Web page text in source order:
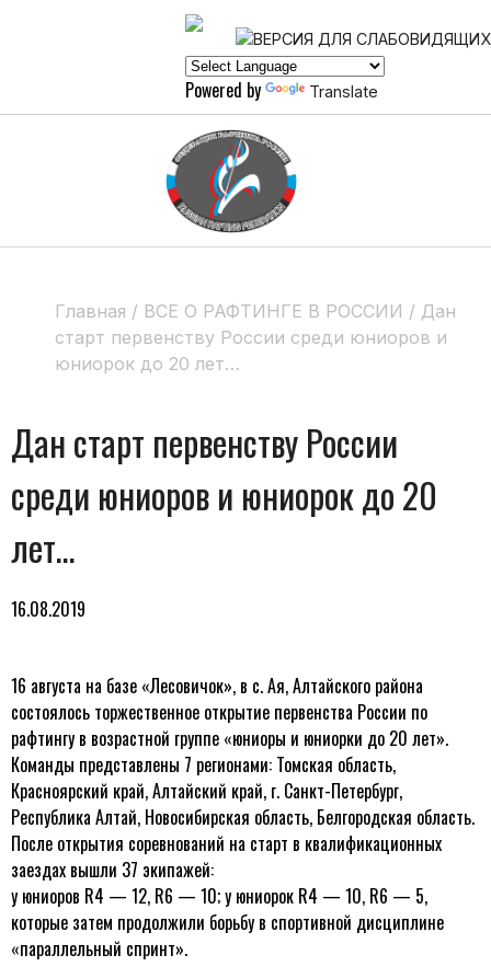
Powered by Translate
Главная / ВСЕ О РАФТИНГЕ В РОССИИ / Дан
старт первенству России среди юниоров и
юниорок до 20 лет…
Дан старт первенству России
среди юниоров и юниорок до 20
лет…
16.08.2019
16 августа на базе «Лесовичок», в с. Ая, Алтайского района
состоялось торжественное открытие первенства России по
рафтингу в возрастной группе «юниоры и юниорки до 20 лет».
Команды представлены 7 регионами: Томская область,
Красноярский край, Алтайский край, г. Санкт-Петербург,
Республика Алтай, Новосибирская область, Белгородская область.
После открытия соревнований на старт в квалификационных
заездах вышли 37 экипажей:
у юниоров R4 — 12, R6 — 10; у юниорок R4 — 10, R6 — 5,
которые затем продолжили борьбу в спортивной дисциплине
«параллельный спринт».